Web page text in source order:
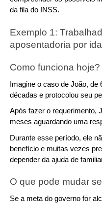
da fila do INSS.
Exemplo 1:
aposentadoria por
Como funciona hoje?
Imagine o caso de João, de
décadas e protocolou seu
Após fazer o requerimento,
meses aguardando uma
Durante esse período, ele
benefício e muitas vezes
depender da ajuda de
O que pode mudar
Se a meta do governo for